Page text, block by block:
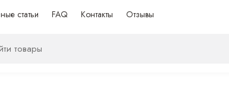
статьи FAQ Контакты Отзывы